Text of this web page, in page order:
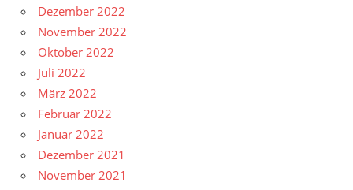
Dezember 2022
November 2022
Oktober 2022
Juli 2022
März 2022
Februar 2022
Januar 2022
Dezember 2021
November 2021